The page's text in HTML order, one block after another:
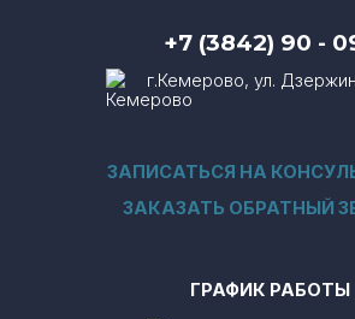
+7 (3842) 90 -
г.Кемерово, ул.
ЗАПИСАТЬСЯ НА
ЗАКАЗАТЬ ОБРАТНЫЙ
ГРАФИК РАБОТЫ